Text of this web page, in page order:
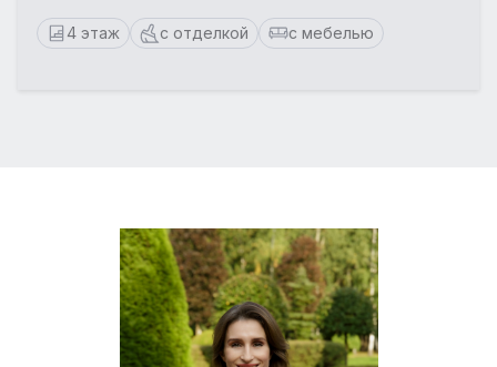
4 этаж с отделкой с мебелью